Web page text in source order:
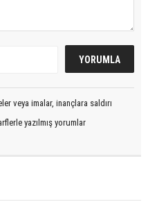
veya imalar, inançlara saldırı
yazılmış yorumlar